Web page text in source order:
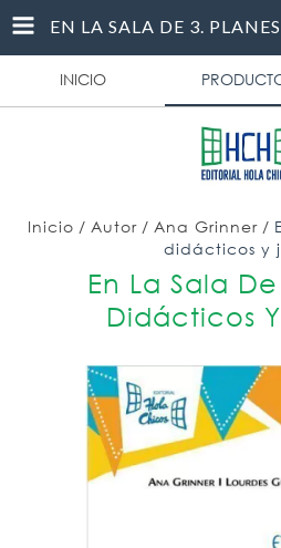
INICIO
Inicio / Autor / Ana Grinner /
didácticos y
En La Sala
Didácticos